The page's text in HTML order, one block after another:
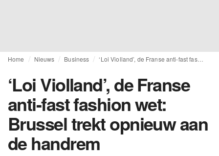
Home Nieuws Business ‘Loi Violland’, de Franse anti-fast fashion wet: Brussel trekt opnieuw aan de handrem
‘Loi Violland’, de Franse
anti-fast fashion wet:
Brussel trekt opnieuw aan
de handrem